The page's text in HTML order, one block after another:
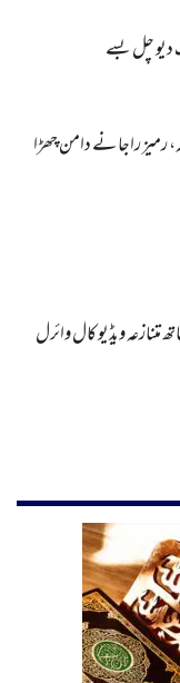
دیو چل بسے
رمیز راجا نے دامن چھڑا
ویڈیو کال وائرل